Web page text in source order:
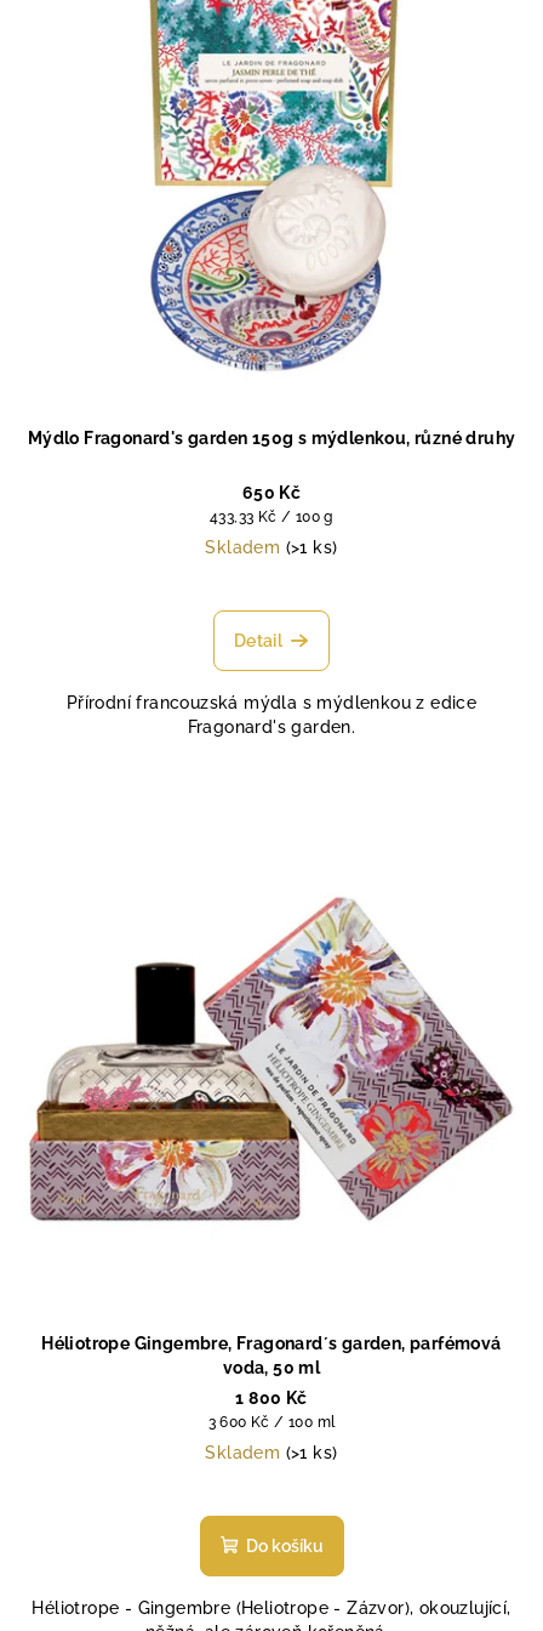
Mýdlo Fragonard's garden 150g s mýdlenkou, různé druhy
650 Kč
Měrná
cena:
433,33 Kč / 100 g
Skladem (>1 ks)
hodnocení
produktu
z
5
Detail
Přírodní francouzská mýdla s mýdlenkou z edice
Fragonard's garden.
Héliotrope Gingembre, Fragonard´s garden, parfémová
voda, 50 ml
1 800 Kč
Měrná
cena:
3 600 Kč / 100 ml
Skladem (>1 ks)
hodnocení
produktu
z
Do košíku
Héliotrope - Gingembre (Heliotrope - Zázvor), okouzlující,